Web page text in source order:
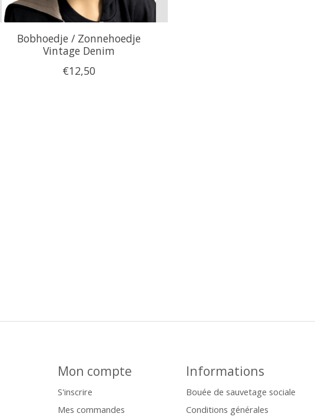
Bobhoedje / Zonnehoedje
Vintage Denim
€12,50
Mon compte
S'inscrire
Mes commandes
Informations
Bouée de sauvetage sociale
Conditions générales